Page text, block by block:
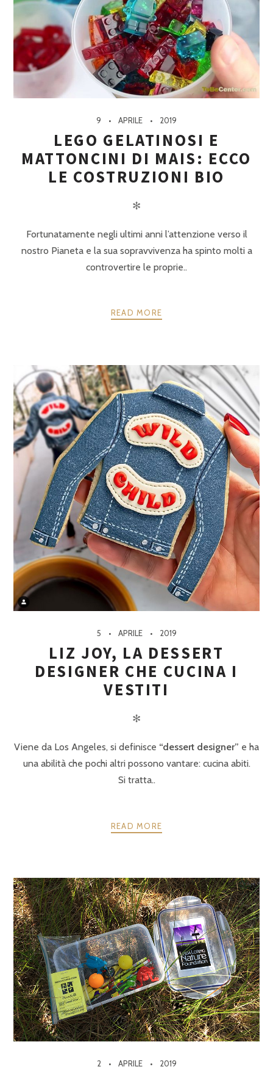
9 APRILE 2019
LEGO GELATINOSI E
MATTONCINI DI MAIS: ECCO
LE COSTRUZIONI BIO
✻
Fortunatamente negli ultimi anni l’attenzione verso il
nostro Pianeta e la sua sopravvivenza ha spinto molti a
controvertire le proprie..
READ MORE
5 APRILE 2019
LIZ JOY, LA DESSERT
DESIGNER CHE CUCINA I
VESTITI
✻
Viene da Los Angeles, si definisce “dessert designer” e ha
una abilità che pochi altri possono vantare: cucina abiti.
Si tratta..
READ MORE
2 APRILE 2019